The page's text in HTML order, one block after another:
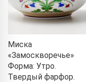
Миска
«Замоскворечье»
Форма: Утро.
Твердый фарфор.